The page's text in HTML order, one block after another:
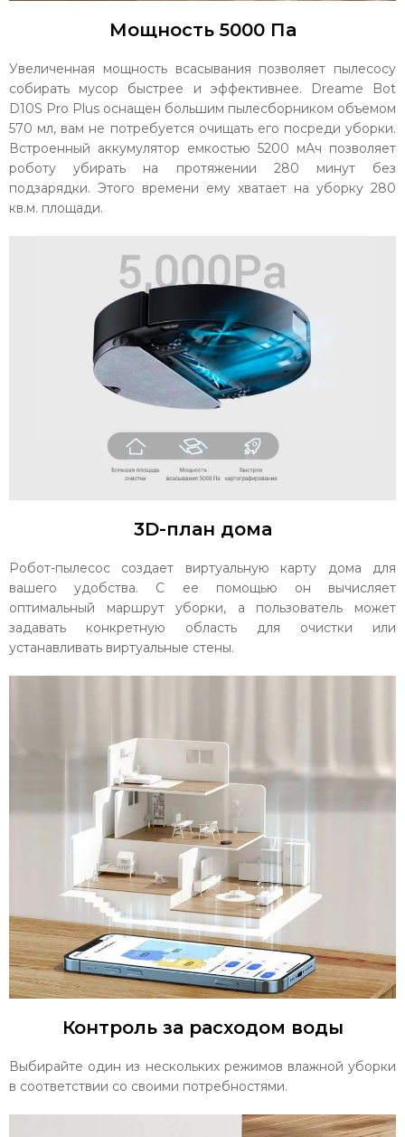
Мощность 5000 Па
Увеличенная мощность всасывания позволяет пылесосу
собирать мусор быстрее и эффективнее. Dreame Bot
D10S Pro Plus оснащен большим пылесборником объемом
570 мл, вам не потребуется очищать его посреди уборки.
Встроенный аккумулятор емкостью 5200 мАч позволяет
роботу убирать на протяжении 280 минут без
подзарядки. Этого времени ему хватает на уборку 280
кв.м. площади.
3D-план дома
Робот-пылесос создает виртуальную карту дома для
вашего удобства. С ее помощью он вычисляет
оптимальный маршрут уборки, а пользователь может
задавать конкретную область для очистки или
устанавливать виртуальные стены.
Контроль за расходом воды
Выбирайте один из нескольких режимов влажной уборки
в соответствии со своими потребностями.